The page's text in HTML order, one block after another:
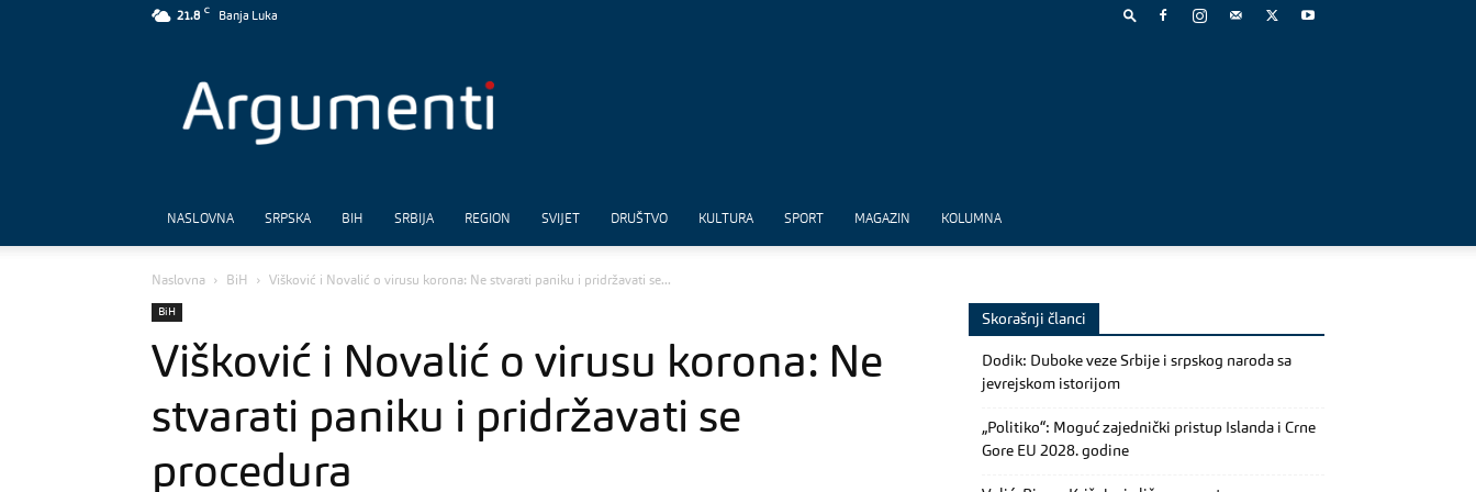
21.8
C
Banja Luka
NASLOVNA SRPSKA BIH SRBIJA REGION SVIJET DRUŠTVO KULTURA SPORT MAGAZIN KOLUMNA
Naslovna BiH Višković i Novalić o virusu korona: Ne stvarati paniku i pridržavati se...
BiH
Višković i Novalić o virusu korona: Ne
stvarati paniku i pridržavati se
procedura
Skorašnji članci
Dodik: Duboke veze Srbije i srpskog naroda sa
jevrejskom istorijom
„Politiko“: Moguć zajednički pristup Islanda i Crne
Gore EU 2028. godine